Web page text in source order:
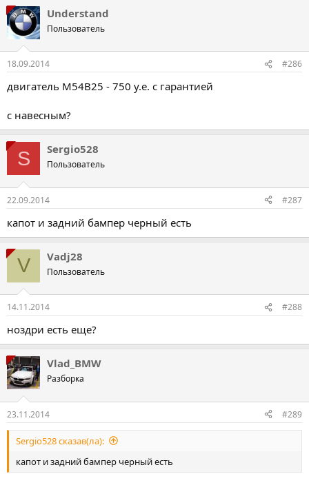
Understand
Пользователь
18.09.2014 #286
двигатель M54В25 - 750 у.е. с гарантией
с навесным?
S Sergio528
Пользователь
22.09.2014 #287
капот и задний бампер черный есть
V Vadj28
Пользователь
14.11.2014 #288
ноздри есть еще?
Vlad_BMW
Разборка
23.11.2014 #289
Sergio528 сказав(ла):
капот и задний бампер черный есть